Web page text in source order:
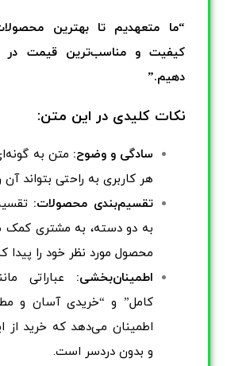
“ما متعهدیم تا بهترین
کیفیت و مناسب‌ترین قیمت در
دهیم.”
نکات کلیدی در این متن:
سادگی و وضوح: متن به
هر کاربری به راحتی بتواند آن
تقسیم‌بندی محصولات:
به دو دسته، به مشتری کمک
محصول مورد نظر خود را پیدا
اطمینان‌بخشی: عباراتی
کامل” و “خریدی آسان و
اطمینان می‌دهد که خرید از
و بدون دردسر است.